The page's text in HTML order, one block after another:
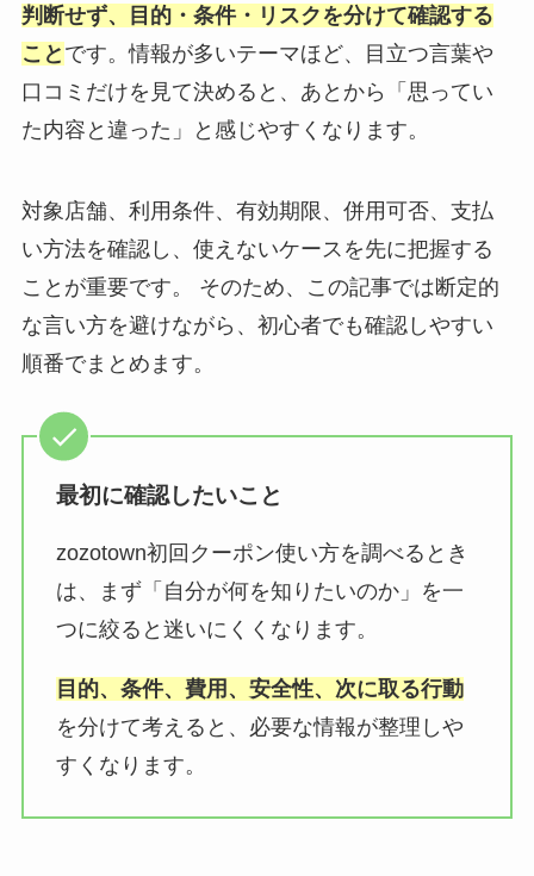
判断せず、目的・条件・リスクを分けて確認する
こと です。情報が多いテーマほど、目立つ言葉や
口コミだけを見て決めると、あとから「思ってい
た内容と違った」と感じやすくなります。
対象店舗、利用条件、有効期限、併用可否、支払
い方法を確認し、使えないケースを先に把握する
ことが重要です。 そのため、この記事では断定的
な言い方を避けながら、初心者でも確認しやすい
順番でまとめます。
最初に確認したいこと
zozotown初回クーポン使い方を調べるとき
は、まず「自分が何を知りたいのか」を一
つに絞ると迷いにくくなります。
目的、条件、費用、安全性、次に取る行動
を分けて考えると、必要な情報が整理しや
すくなります。